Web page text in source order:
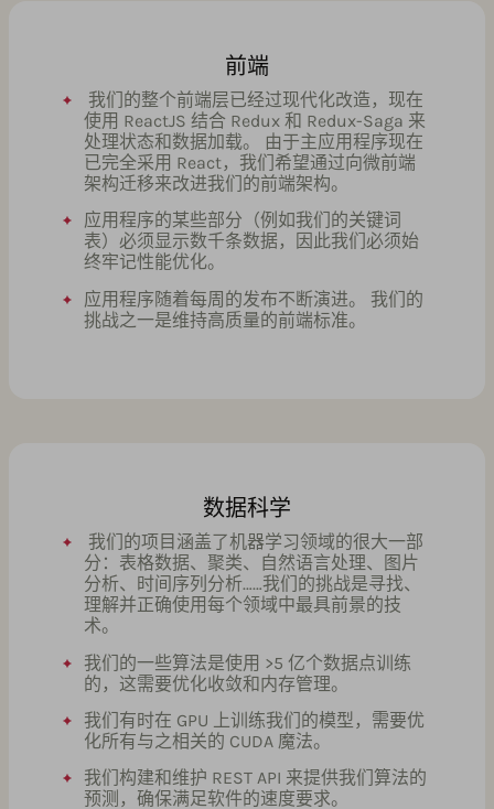
前端
我们的整个前端层已经过现代化改造，现在
使用 ReactJS 结合 Redux 和 Redux-Saga 来
处理状态和数据加载。 由于主应用程序现在
已完全采用 React，我们希望通过向微前端
架构迁移来改进我们的前端架构。
应用程序的某些部分（例如我们的关键词
表）必须显示数千条数据，因此我们必须始
终牢记性能优化。
应用程序随着每周的发布不断演进。 我们的
挑战之一是维持高质量的前端标准。
数据科学
我们的项目涵盖了机器学习领域的很大一部
分：表格数据、聚类、自然语言处理、图片
分析、时间序列分析……我们的挑战是寻找、
理解并正确使用每个领域中最具前景的技
术。
我们的一些算法是使用 >5 亿个数据点训练
的，这需要优化收敛和内存管理。
我们有时在 GPU 上训练我们的模型，需要优
化所有与之相关的 CUDA 魔法。
我们构建和维护 REST API 来提供我们算法的
预测，确保满足软件的速度要求。